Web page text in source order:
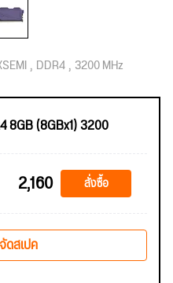
DDR4 3200 MHz
8GB (8GBx1) 3200
2,160 สั่งซื้อ
ดสเปค